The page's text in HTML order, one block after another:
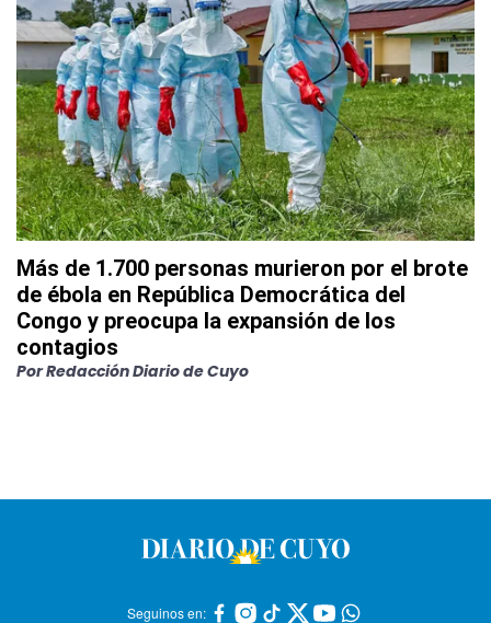
Más de 1.700 personas murieron por el brote
de ébola en República Democrática del
Congo y preocupa la expansión de los
contagios
PorRedacción Diario de Cuyo
Seguinos en: